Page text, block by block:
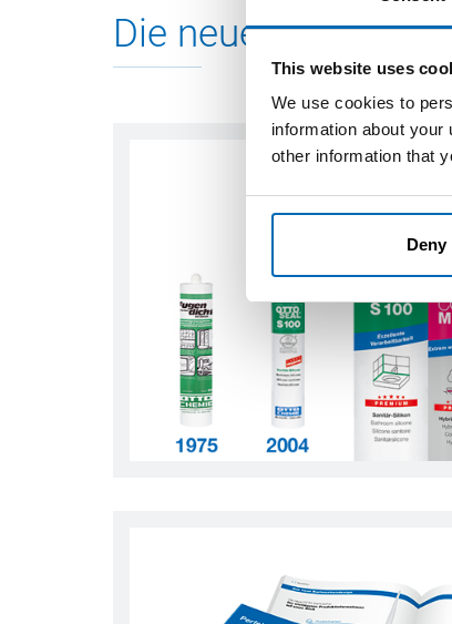
This website uses
We use cookies to
information about
other information that
Deny
Die neue OTTO